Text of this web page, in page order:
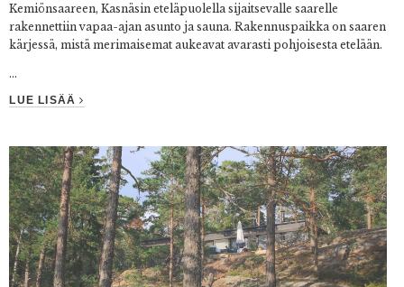
Kemiönsaareen, Kasnäsin eteläpuolella sijaitsevalle saarelle
rakennettiin vapaa-ajan asunto ja sauna. Rakennuspaikka on saaren
kärjessä, mistä merimaisemat aukeavat avarasti pohjoisesta etelään.
...
LUE LISÄÄ